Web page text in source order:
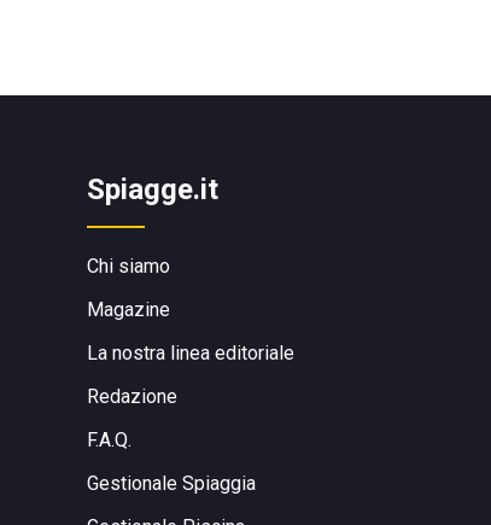
Spiagge.it
Chi siamo
Magazine
La nostra linea editoriale
Redazione
F.A.Q.
Gestionale Spiaggia